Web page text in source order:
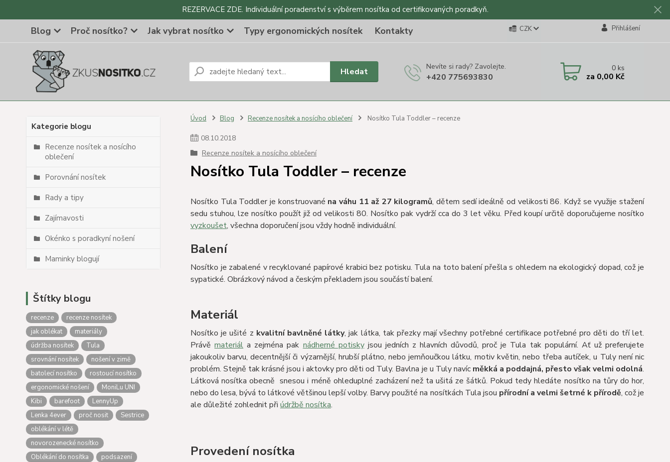
REZERVACE ZDE. Individuální poradenství s výběrem nosítka od certifikovaných poradkyň.
Blog Proč nosítko? Jak vybrat nosítko Typy ergonomických nosítek Kontakty CZK Přihlášení
Hledat Nevíte si rady? Zavolejte.
+420 775693830
0ks
za 0,00 Kč
Kategorie blogu
Recenze nosítek a nosícího
oblečení
Porovnání nosítek
Rady a tipy
Zajímavosti
Okénko s poradkyní nošení
Maminky blogují
Štítky blogu
recenze
recenze nosítek
jak oblékat
materiály
údržba nosítek
Tula
srovnání nosítek
nošení v zimě
batolecí nosítko
rostoucí nosítko
ergonomické nošení
MoniLu UNI
Kibi
barefoot
LennyUp
Lenka 4ever
proč nosit
Sestrice
oblékání v létě
novorozenecké nosítko
Oblékání do nosítka
podsazení
Úvod Blog Recenze nosítek a nosícího oblečení Nosítko Tula Toddler – recenze
08.10.2018
Recenze nosítek a nosícího oblečení
Nosítko Tula Toddler – recenze
Nosítko Tula Toddler je konstruované na váhu 11 až 27 kilogramů, dětem sedí ideálně od velikosti 86. Když se využije stažení
sedu stuhou, lze nosítko použít již od velikosti 80. Nosítko pak vydrží cca do 3 let věku. Před koupí určitě doporučujeme nosítko
vyzkoušet, všechna doporučení jsou vždy hodně individuální.
Balení
Nosítko je zabalené v recyklované papírové krabici bez potisku. Tula na toto balení přešla s ohledem na ekologický dopad, což je
sypatické. Obrázkový návod a českým překladem jsou součástí balení.
Materiál
Nosítko je ušité z kvalitní bavlněné látky, jak látka, tak přezky mají všechny potřebné certifikace potřebné pro děti do tří let.
Právěmateriál a zejména pak nádherné potiskyjsou jedních z hlavních důvodů, proč je Tula tak populární. Ať už preferujete
jakoukoliv barvu, decentnější či výzarnější, hrubší plátno, nebo jemňoučkou látku, motiv květin, nebo třeba autíček, u Tuly není nic
problém. Stejně tak krásné jsou i aktovky pro děti od Tuly. Bavlna je u Tuly navíc měkká a poddajná, přesto však velmi odolná.
Látková nosítka obecně snesou i méně ohleduplné zacházení než ta ušitá ze šátků. Pokud tedy hledáte nosítko na tůry do hor,
nebo do lesa, bývá to látkové většinou lepší volby. Barvy použité na nosítkách Tula jsou přírodní a velmi šetrné k přírodě, což je
ale důležité zohlednit při údržbě nosítka.
Provedení nosítka